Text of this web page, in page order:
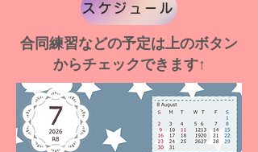
スケジュール
​合同練習などの予定は上のボタン
からチェックできます↑